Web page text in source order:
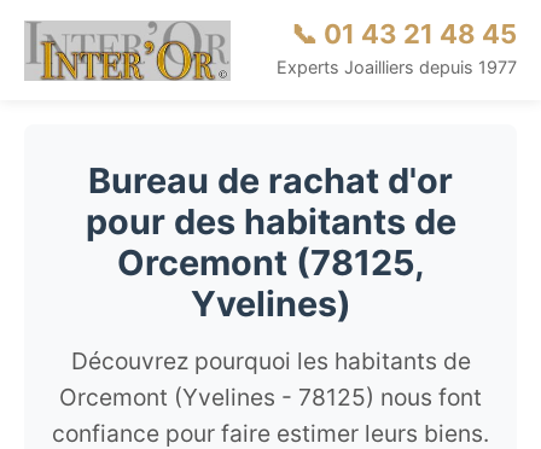
📞 01 43 21 48 45
Experts Joailliers depuis 1977
Bureau de rachat d'or
pour des habitants de
Orcemont (78125,
Yvelines)
Découvrez pourquoi les habitants de
Orcemont (Yvelines - 78125) nous font
confiance pour faire estimer leurs biens.